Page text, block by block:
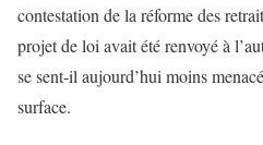
contestation de la réforme des
projet de loi avait été renvoyé à
se sent-il aujourd’hui moins
surface.